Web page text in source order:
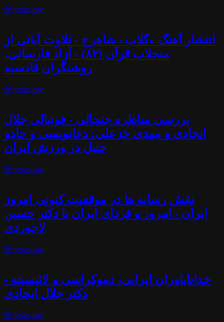
56 years ago
انتشار آهنگ «گلاب» شاهرخ - تلاوت آیاتی از
منجلاب قرآن (۸۲) - آزاد فارسانی،
روشنگران قادسیه
56 years ago
بررسی مناظره جنجالی - فوتبالی جلال
ایجادی و مهدی خزعلی: دعانویسی و جادو
جنبل در ورزش ایران
56 years ago
نقش رسانه ها در موقعیت کنونی امروز
ایران - امروز و فردای ایران با دکتر حسین
لاجوردی
56 years ago
خداناباوران ایرانی، دموکراسی و لائیسیته -
دکتر جلال ایجادی
56 years ago